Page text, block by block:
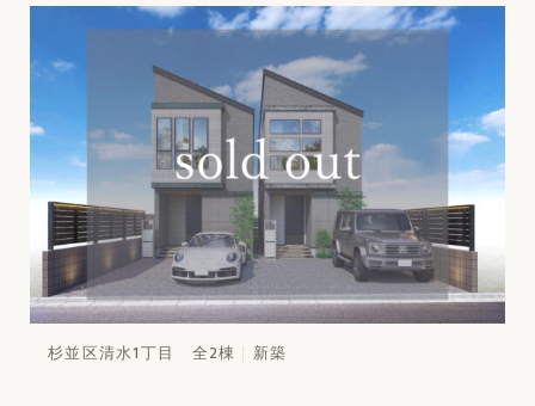
杉並区清水1丁目 全2棟 新築